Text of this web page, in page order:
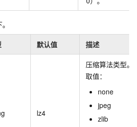
默认值 描述
lz4
压缩算法类型。
取值：
none
jpeg
zlib